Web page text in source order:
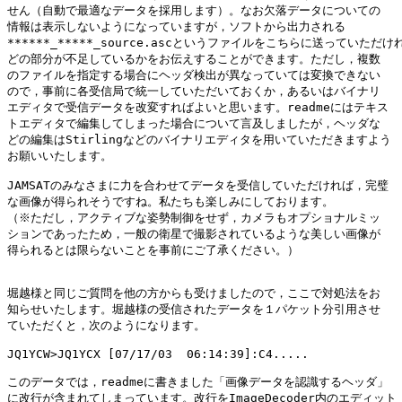
せん（自動で最適なデータを採用します）。なお欠落データについての
情報は表示しないようになっていますが，ソフトから出力される
******_*****_source.ascというファイルをこちらに送っていただけ
どの部分が不足しているかをお伝えすることができます。ただし，複数
のファイルを指定する場合にヘッダ検出が異なっていては変換できない
ので，事前に各受信局で統一していただいておくか，あるいはバイナリ
エディタで受信データを改変すればよいと思います。readmeにはテキス
トエディタで編集してしまった場合について言及しましたが，ヘッダな
どの編集はStirlingなどのバイナリエディタを用いていただきますよう
お願いいたします。
JAMSATのみなさまに力を合わせてデータを受信していただければ，完璧
な画像が得られそうですね。私たちも楽しみにしております。
（※ただし，アクティブな姿勢制御をせず，カメラもオプショナルミッ
ションであったため，一般の衛星で撮影されているような美しい画像が
得られるとは限らないことを事前にご了承ください。）
堀越様と同じご質問を他の方からも受けましたので，ここで対処法をお
知らせいたします。堀越様の受信されたデータを１パケット分引用させ
ていただくと，次のようになります。
JQ1YCW>JQ1YCX [07/17/03  06:14:39]:C4.....
このデータでは，readmeに書きました「画像データを認識するヘッダ」
に改行が含まれてしまっています。改行をImageDecoder内のエディット